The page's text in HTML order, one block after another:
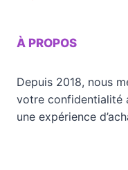
À PROPOS
Depuis 2018, nous
votre confidentialité
une expérience